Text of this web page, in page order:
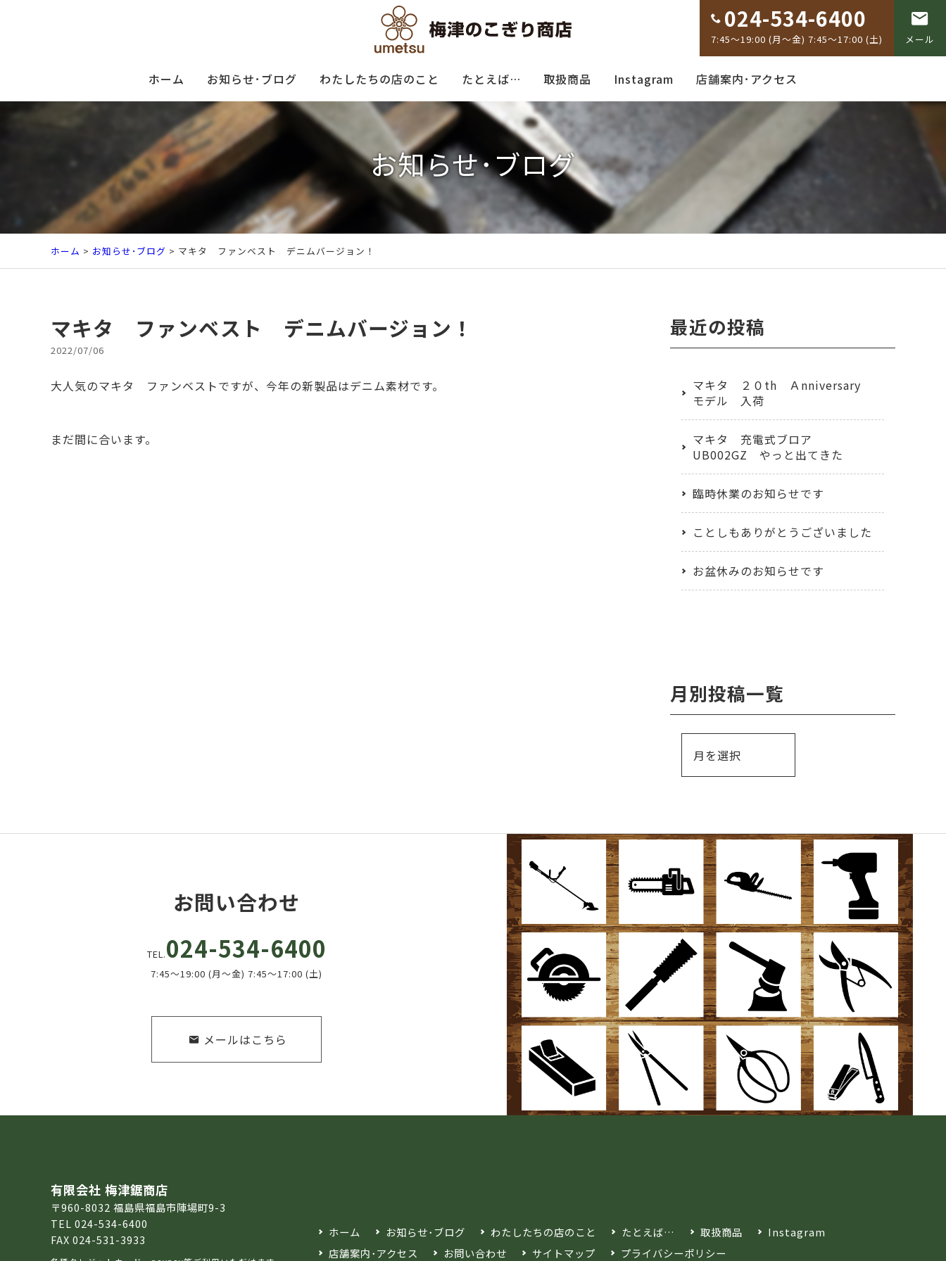
024-534-6400
7:45～19:00 (月～金) 7:45～17:00 (土) メール
ホーム お知らせ･ブログ わたしたちの店のこと たとえば… 取扱商品 Instagram 店舗案内･アクセス
お知らせ･ブログ
ホーム > お知らせ･ブログ > マキタ ファンベスト デニムバージョン！
マキタ ファンベスト デニムバージョン！
2022/07/06
大人気のマキタ ファンベストですが、今年の新製品はデニム素材です。
まだ間に合います。
最近の投稿
マキタ ２０th Ａnniversary
モデル 入荷
マキタ 充電式ブロア
UB002GZ やっと出てきた
臨時休業のお知らせです
ことしもありがとうございました
お盆休みのお知らせです
月別投稿一覧
お問い合わせ
TEL.024-534-6400
7:45～19:00 (月～金) 7:45～17:00 (土)
メールはこちら
有限会社 梅津鋸商店
〒960-8032 福島県福島市陣場町9-3
TEL 024-534-6400
FAX 024-531-3933
ホーム お知らせ･ブログ わたしたちの店のこと たとえば… 取扱商品
Instagram
店舗案内･アクセス
お問い合わせ サイトマップ プライバシーポリシー